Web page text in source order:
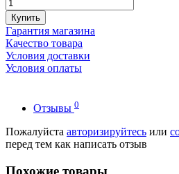
Купить
Гарантия магазина
Качество товара
Условия доставки
Условия оплаты
Отзывы 0
Пожалуйста авторизируйтесь или
перед тем как написать отзыв
Похожие товары